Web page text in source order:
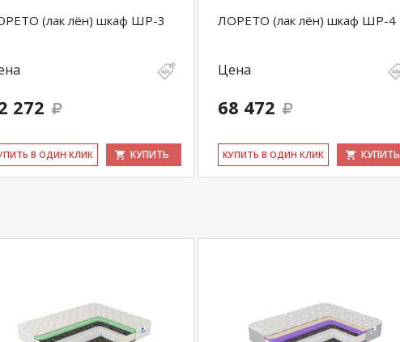
действительны только для интернет-
магазинах-салонах сети!
(лак лён) шкаф ШР-3
272
В ОДИН КЛИК КУПИТЬ
ЛОРЕТО (лак лён) шкаф ШР-4
Цена
68 472
КУ­ПИТЬ В ОДИН КЛИК КУПИТЬ